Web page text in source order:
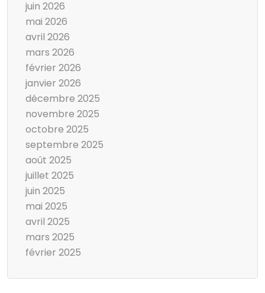
juin 2026
mai 2026
avril 2026
mars 2026
février 2026
janvier 2026
décembre 2025
novembre 2025
octobre 2025
septembre 2025
août 2025
juillet 2025
juin 2025
mai 2025
avril 2025
mars 2025
février 2025